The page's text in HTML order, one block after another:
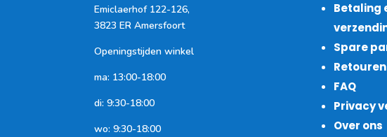
Emiclaerhof 122-126,
3823 ER Amersfoort
Openingstijden winkel
ma: 13:00-18:00
di: 9:30-18:00
wo: 9:30-18:00
Betaling
Spare
Retouren
FAQ
Privacy
Over ons